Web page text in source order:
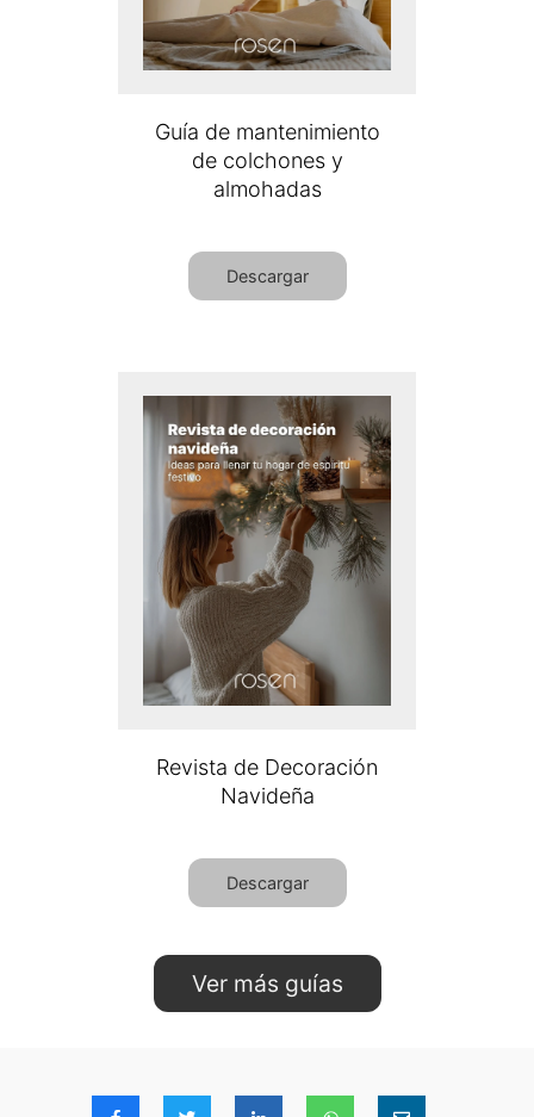
Guía de mantenimiento
de colchones y
almohadas
Descargar
Revista de Decoración
Navideña
Descargar
Ver más guías